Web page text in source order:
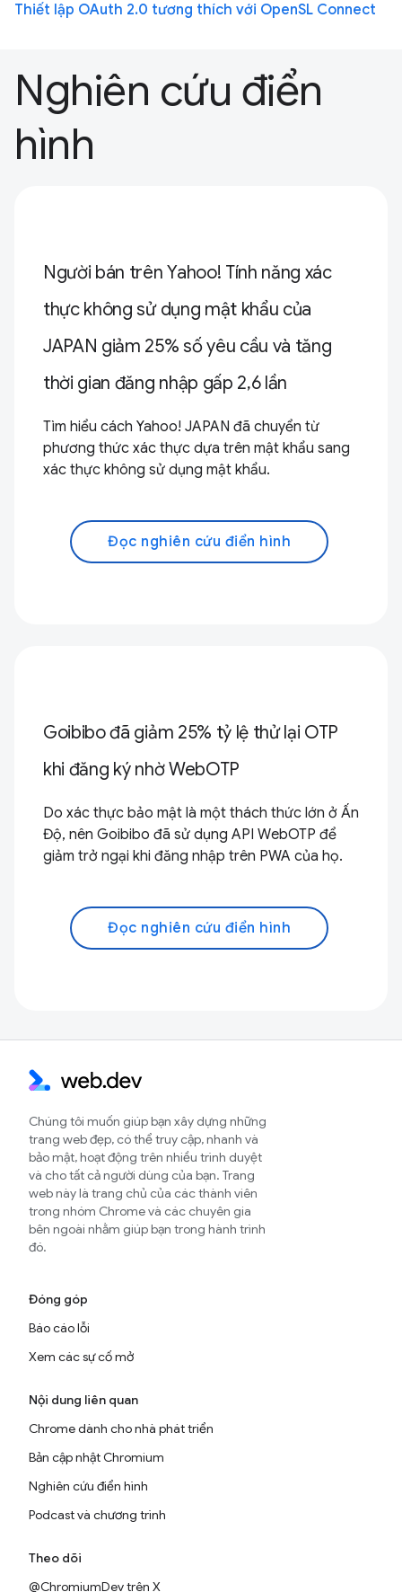
Thiết lập OAuth 2.0 tương thích với OpenSL Connect
Nghiên cứu điển
hình
Người bán trên Yahoo! Tính năng xác
thực không sử dụng mật khẩu của
JAPAN giảm 25% số yêu cầu và tăng
thời gian đăng nhập gấp 2,6 lần
Tìm hiểu cách Yahoo! JAPAN đã chuyển từ
phương thức xác thực dựa trên mật khẩu sang
xác thực không sử dụng mật khẩu.
Đọc nghiên cứu điển hình
Goibibo đã giảm 25% tỷ lệ thử lại OTP
khi đăng ký nhờ WebOTP
Do xác thực bảo mật là một thách thức lớn ở Ấn
Độ, nên Goibibo đã sử dụng API WebOTP để
giảm trở ngại khi đăng nhập trên PWA của họ.
Đọc nghiên cứu điển hình
Chúng tôi muốn giúp bạn xây dựng những
trang web đẹp, có thể truy cập, nhanh và
bảo mật, hoạt động trên nhiều trình duyệt
và cho tất cả người dùng của bạn. Trang
web này là trang chủ của các thành viên
trong nhóm Chrome và các chuyên gia
bên ngoài nhằm giúp bạn trong hành trình
đó.
Đóng góp
Báo cáo lỗi
Xem các sự cố mở
Nội dung liên quan
Chrome dành cho nhà phát triển
Bản cập nhật Chromium
Nghiên cứu điển hình
Podcast và chương trình
Theo dõi
@ChromiumDev trên X